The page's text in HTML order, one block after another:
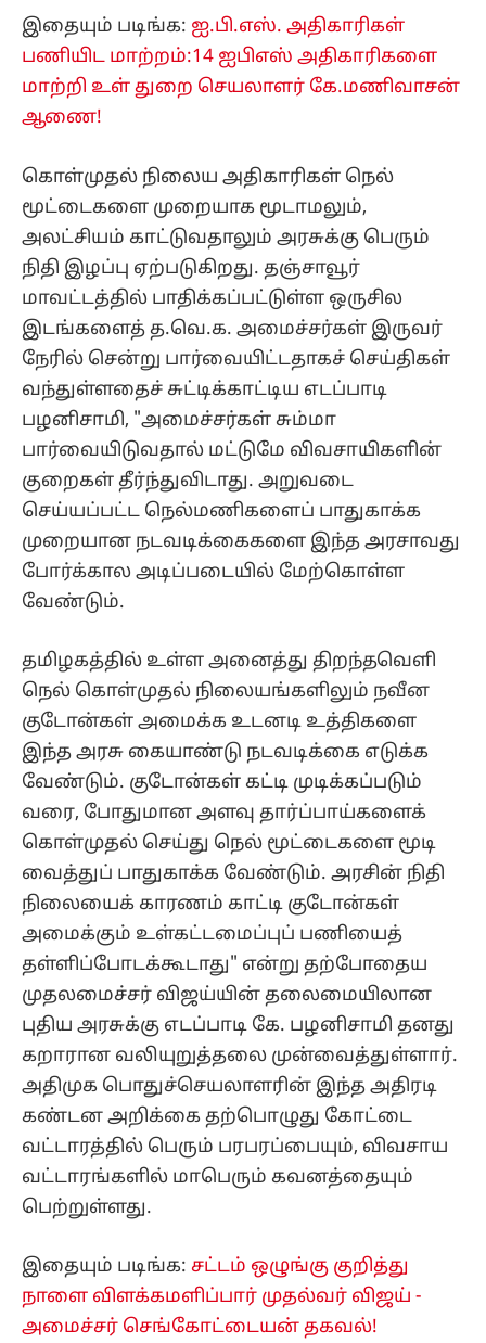
இதையும் படிங்க: ஐ.பி.எஸ். அதிகாரிகள்
பணியிட மாற்றம்:14 ஐபிஎஸ் அதிகாரிகளை
மாற்றி உள் துறை செயலாளர் கே.மணிவாசன்
ஆணை!
கொள்முதல் நிலைய அதிகாரிகள் நெல்
மூட்டைகளை முறையாக மூடாமலும்,
அலட்சியம் காட்டுவதாலும் அரசுக்கு பெரும்
நிதி இழப்பு ஏற்படுகிறது. தஞ்சாவூர்
மாவட்டத்தில் பாதிக்கப்பட்டுள்ள ஒருசில
இடங்களைத் த.வெ.க. அமைச்சர்கள் இருவர்
நேரில் சென்று பார்வையிட்டதாகச் செய்திகள்
வந்துள்ளதைச் சுட்டிக்காட்டிய எடப்பாடி
பழனிசாமி, "அமைச்சர்கள் சும்மா
பார்வையிடுவதால் மட்டுமே விவசாயிகளின்
குறைகள் தீர்ந்துவிடாது. அறுவடை
செய்யப்பட்ட நெல்மணிகளைப் பாதுகாக்க
முறையான நடவடிக்கைகளை இந்த அரசாவது
போர்க்கால அடிப்படையில் மேற்கொள்ள
வேண்டும்.
தமிழகத்தில் உள்ள அனைத்து திறந்தவெளி
நெல் கொள்முதல் நிலையங்களிலும் நவீன
குடோன்கள் அமைக்க உடனடி உத்திகளை
இந்த அரசு கையாண்டு நடவடிக்கை எடுக்க
வேண்டும். குடோன்கள் கட்டி முடிக்கப்படும்
வரை, போதுமான அளவு தார்ப்பாய்களைக்
கொள்முதல் செய்து நெல் மூட்டைகளை மூடி
வைத்துப் பாதுகாக்க வேண்டும். அரசின் நிதி
நிலையைக் காரணம் காட்டி குடோன்கள்
அமைக்கும் உள்கட்டமைப்புப் பணியைத்
தள்ளிப்போடக்கூடாது" என்று தற்போதைய
முதலமைச்சர் விஜய்யின் தலைமையிலான
புதிய அரசுக்கு எடப்பாடி கே. பழனிசாமி தனது
கறாரான வலியுறுத்தலை முன்வைத்துள்ளார்.
அதிமுக பொதுச்செயலாளரின் இந்த அதிரடி
கண்டன அறிக்கை தற்பொழுது கோட்டை
வட்டாரத்தில் பெரும் பரபரப்பையும், விவசாய
வட்டாரங்களில் மாபெரும் கவனத்தையும்
பெற்றுள்ளது.
இதையும் படிங்க: சட்டம் ஒழுங்கு குறித்து
நாளை விளக்கமளிப்பார் முதல்வர் விஜய் -
அமைச்சர் செங்கோட்டையன் தகவல்!